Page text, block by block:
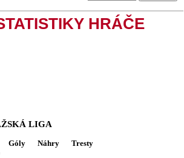
HRÁČE
LIGA
Góly Náhry
Tresty